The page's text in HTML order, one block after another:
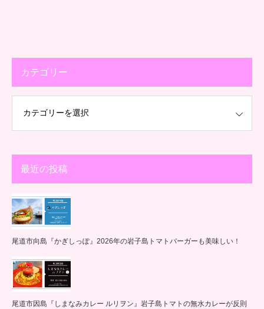
カテゴリー
最近の投稿
尾道市向島『かぎしっぽ』2026年の岩子島トマトバーガーも美味しい！
尾道市因島『しまなみカレー ルリヲン』岩子島トマトの無水カレーが反則